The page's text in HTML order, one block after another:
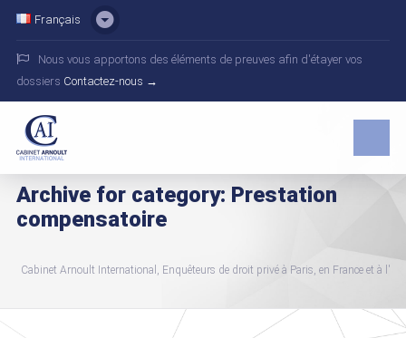
Français
Nous vous apportons des éléments de preuves afin d'étayer vos
dossiers Contactez-nous →
Archive for category: Prestation
compensatoire
Cabinet Arnoult International, Enquêteurs de droit privé à Paris, en France et à